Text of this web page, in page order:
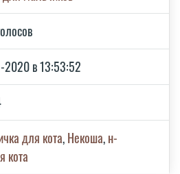
2020 в 13:53:52
для кота,Некоша,н-
кота